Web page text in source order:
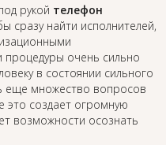
рукой телефон
сразу найти исполнителей,
очень сильно
в состоянии сильного
еще множество вопросов
это создает огромную
возможности осознать